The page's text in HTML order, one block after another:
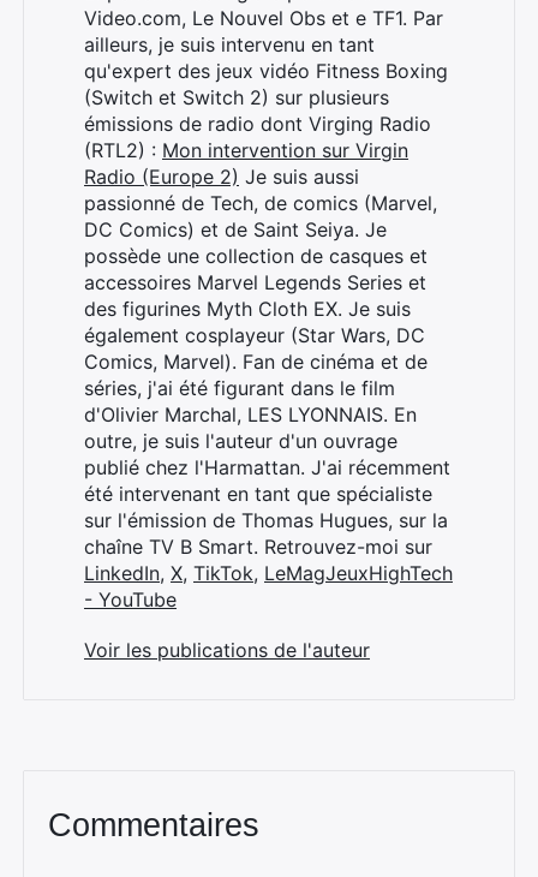
Video.com, Le Nouvel Obs et e TF1. Par
ailleurs, je suis intervenu en tant
qu'expert des jeux vidéo Fitness Boxing
(Switch et Switch 2) sur plusieurs
émissions de radio dont Virging Radio
(RTL2) : Mon intervention sur Virgin
Radio (Europe 2) Je suis aussi
passionné de Tech, de comics (Marvel,
DC Comics) et de Saint Seiya. Je
possède une collection de casques et
accessoires Marvel Legends Series et
des figurines Myth Cloth EX. Je suis
également cosplayeur (Star Wars, DC
Comics, Marvel). Fan de cinéma et de
séries, j'ai été figurant dans le film
d'Olivier Marchal, LES LYONNAIS. En
outre, je suis l'auteur d'un ouvrage
publié chez l'Harmattan. J'ai récemment
été intervenant en tant que spécialiste
sur l'émission de Thomas Hugues, sur la
chaîne TV B Smart. Retrouvez-moi sur
LinkedIn, X, TikTok, LeMagJeuxHighTech
- YouTube
Voir les publications de l'auteur
Commentaires